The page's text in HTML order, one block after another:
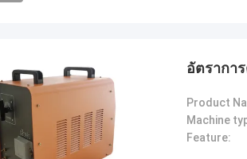
ทอม
ด้ รับ การ แนะ นํา จาก เพื่อน. หลัง
ผม พบ ว่า คุณภาพ ของ ภัณฑ์ นี้ ดี
าน ผิว ของ ภัณฑ์ นั้น เนียน, ไม่มี การ
สี, และ ภัณฑ์ นี้ แข็งแรง และ
รู้
เ
ตั
อัตรากา
Product
Machine
Feature: